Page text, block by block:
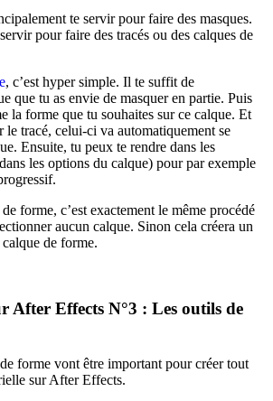
te servir pour faire des masques.
pour faire des tracés ou des calques de
, c’est hyper simple. Il te suffit de
que tu as envie de masquer en partie. Puis
la forme que tu souhaites sur ce calque. Et
le tracé, celui-ci va automatiquement se
Ensuite, tu peux te rendre dans les
les options du calque) pour par exemple
forme, c’est exactement le même procédé
aucun calque. Sinon cela créera un
de forme.
After Effects N°3 : Les outils de
forme vont être important pour créer tout
sur After Effects.